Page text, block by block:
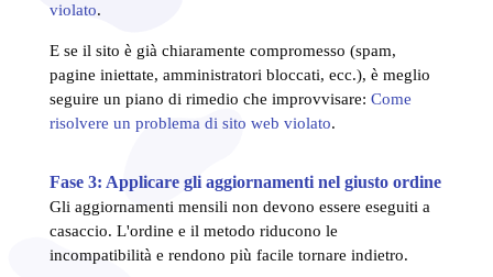
violato.
E se il sito è già chiaramente compromesso (spam,
pagine iniettate, amministratori bloccati, ecc.), è meglio
seguire un piano di rimedio che improvvisare: Come
risolvere un problema di sito web violato.
Fase 3: Applicare gli aggiornamenti nel giusto ordine
Gli aggiornamenti mensili non devono essere eseguiti a
casaccio. L'ordine e il metodo riducono le
incompatibilità e rendono più facile tornare indietro.